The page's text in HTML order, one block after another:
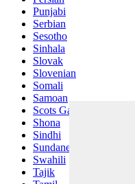
Punjabi
Serbian
Sesotho
Sinhala
Slovak
Slovenian
Somali
Samoan
Scots Gaelic
Shona
Sindhi
Sundanese
Swahili
Tajik